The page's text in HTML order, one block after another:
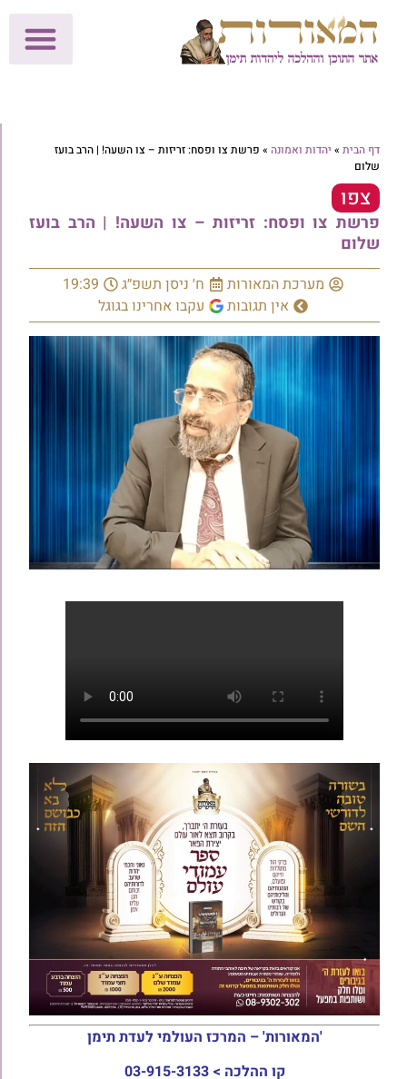
דף הבית » יהדות ואמונה » פרשת צו ופסח: זריזות – צו השעה! | הרב בועז
שלום
צפו
פרשת צו ופסח: זריזות – צו השעה! | הרב בועז
שלום
מערכת המאורות ח׳ ניסן תשפ״ג
19:39
אין תגובות
עקבו אחרינו בגוגל
'המאורות' – המרכז העולמי לעדת תימן
קו ההלכה > 03-915-3133